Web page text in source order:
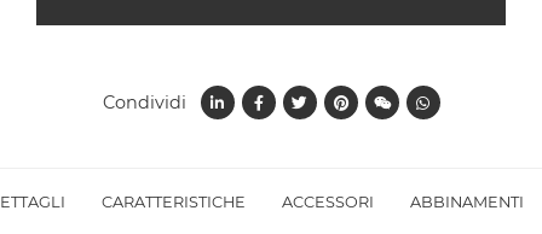
CARATTERISTICHE ACCESSORI ABBINAMENTI
Condividi
l'informativa sulla privacy e accetto il